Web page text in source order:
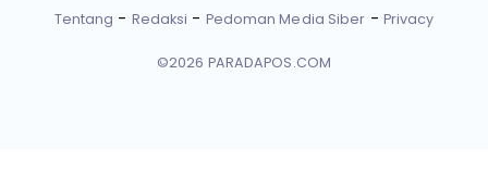
Tentang Redaksi Pedoman Media Siber Privacy
©2026 PARADAPOS.COM